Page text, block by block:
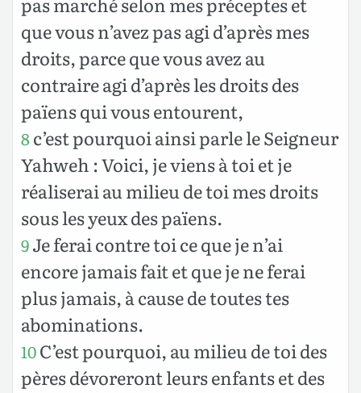
que vous n’avez pas agi d’après mes
droits, parce que vous avez au
contraire agi d’après les droits des
païens qui vous entourent,
8c’est pourquoi ainsi parle le Seigneur
Yahweh : Voici, je viens à toi et je
réaliserai au milieu de toi mes droits
sous les yeux des païens.
9Je ferai contre toi ce que je n’ai
encore jamais fait et que je ne ferai
plus jamais, à cause de toutes tes
abominations.
10C’est pourquoi, au milieu de toi des
pères dévoreront leurs enfants et des